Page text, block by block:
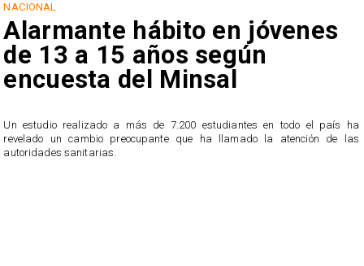
NACIONAL
Alarmante hábito en jóvenes
de 13 a 15 años según
encuesta del Minsal
Un estudio realizado a más de 7.200 estudiantes en todo el país ha
revelado un cambio preocupante que ha llamado la atención de las
autoridades sanitarias.